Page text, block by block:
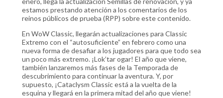
estamos prestando atención a los comentarios de los
reinos públicos de prueba (RPP) sobre este contenido.
En WoW Classic, llegarán actualizaciones para Classic
Extremo con el “autosuficiente” en febrero como una
nueva forma de desafiar a los jugadores para que todo sea
un poco más extremo. ¡Lok’tar ogar! El año que viene,
también lanzaremos más fases de la Temporada de
descubrimiento para continuar la aventura. Y, por
supuesto, ¡Cataclysm Classic está a la vuelta de la
esquina y llegará en la primera mitad del año que viene!